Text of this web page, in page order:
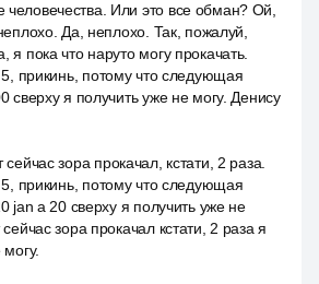
Или это все обман? Ой,
Да, неплохо. Так, пожалуй,
пока что наруто могу прокачать.
прикинь, потому что следующая
сверху я получить уже не могу. Денису
зора прокачал, кстати, 2 раза.
прикинь, потому что следующая
jan a 20 сверху я получить уже не
зора прокачал кстати, 2 раза я